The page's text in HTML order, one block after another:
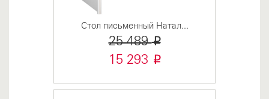
Стол письменный Натал...
25 489i
15 293 i